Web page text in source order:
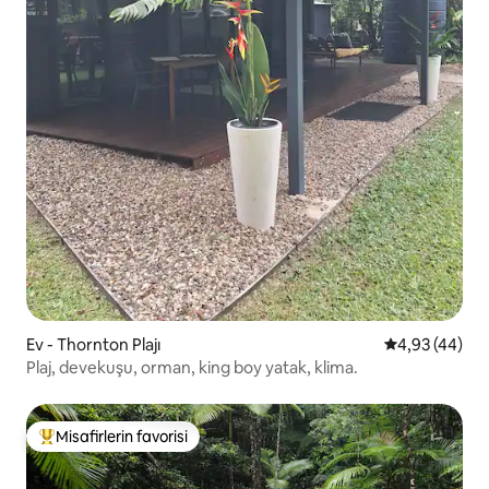
Ev - Thornton Plajı 5 üzerinden
4,93 (44)
Plaj, devekuşu, orman, king boy yatak, klima.
Misafirlerin favorilerinden en beğenilenler arasında
Misafirlerin favorisi